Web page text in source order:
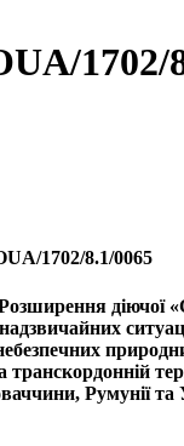
1702/
1702/8.1/0065
діючої
надзвичайних
транскордонній
Румунії та